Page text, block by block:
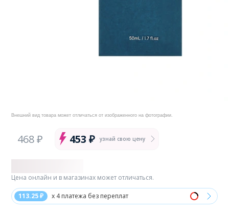
Внешний вид товара может отличаться от изображенного на фотографии.
468 ₽ 453 ₽ узнай свою цену
113.25 ₽ x 4 платежа без переплат
Цена онлайн и в магазинах может отличаться.